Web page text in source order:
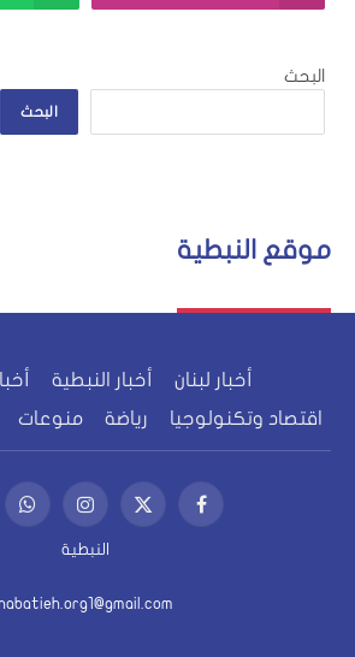
البحث
البحث
موقع النبطية
أخبار لبنان أخبار النبطية
اقتصاد وتكنولوجيا
رياضة منوعات
فيسبوكX
(Twitter)
الانستغرام
النبطية